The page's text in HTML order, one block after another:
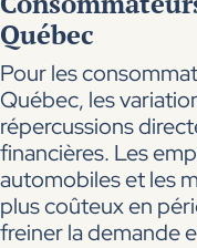
Québec
Pour les
Québec, les
répercussions
financières. Les
automobiles et les
plus coûteux en
freiner la demande